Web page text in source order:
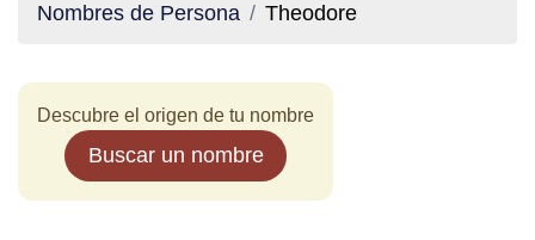
Nombres de Persona Theodore
Descubre el origen de tu nombre
Buscar un nombre